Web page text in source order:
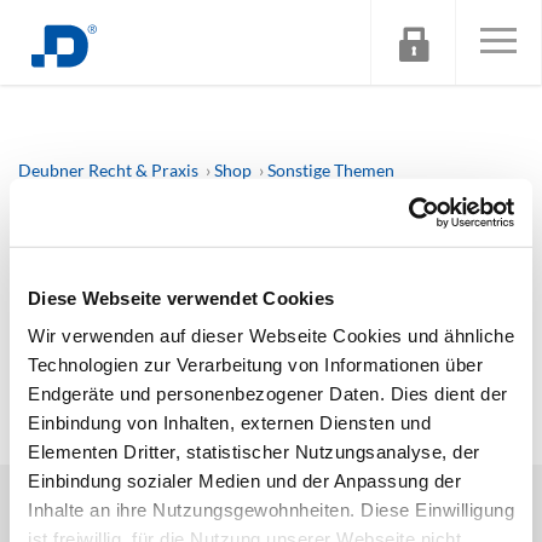
Diese Webseite verwendet Cookies
Wir verwenden auf dieser Webseite Cookies und ähnliche
Technologien zur Verarbeitung von Informationen über
Endgeräte und personenbezogener Daten. Dies dient der
Einbindung von Inhalten, externen Diensten und
Elementen Dritter, statistischer Nutzungsanalyse, der
Einbindung sozialer Medien und der Anpassung der
Inhalte an ihre Nutzungsgewohnheiten. Diese Einwilligung
Deubner Recht & Praxis Shop
Sonstige Themen
Präsenz-Seminar: Vibe Coding Day mit Claude – bauen Sie Ihre
Tut uns Leid! Dieses Produkt ist zur Zeit leider nicht
verfügbar! (#3)
DEUBNER RECHT & STEUERN